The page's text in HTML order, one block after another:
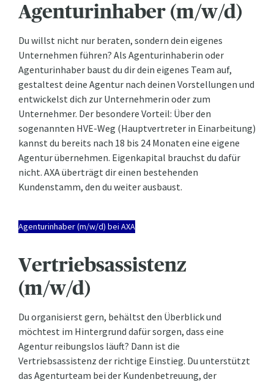
Agenturinhaber (m/w/d)
Du willst nicht nur beraten, sondern dein eigenes
Unternehmen führen? Als Agenturinhaberin oder
Agenturinhaber baust du dir dein eigenes Team auf,
gestaltest deine Agentur nach deinen Vorstellungen und
entwickelst dich zur Unternehmerin oder zum
Unternehmer. Der besondere Vorteil: Über den
sogenannten HVE-Weg (Hauptvertreter in Einarbeitung)
kannst du bereits nach 18 bis 24 Monaten eine eigene
Agentur übernehmen. Eigenkapital brauchst du dafür
nicht. AXA überträgt dir einen bestehenden
Kundenstamm, den du weiter ausbaust.
Agenturinhaber (m/w/d) bei AXA
Vertriebsassistenz
(m/w/d)
Du organisierst gern, behältst den Überblick und
möchtest im Hintergrund dafür sorgen, dass eine
Agentur reibungslos läuft? Dann ist die
Vertriebsassistenz der richtige Einstieg. Du unterstützt
das Agenturteam bei der Kundenbetreuung, der